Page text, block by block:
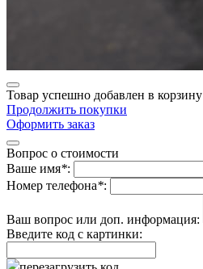
Товар успешно добавлен в корзину
Продолжить покупки
Оформить заказ
Вопрос о стоимости
Ваше имя*:
Номер телефона*:
Ваш вопрос или доп. информация:
Введите код с картинки: